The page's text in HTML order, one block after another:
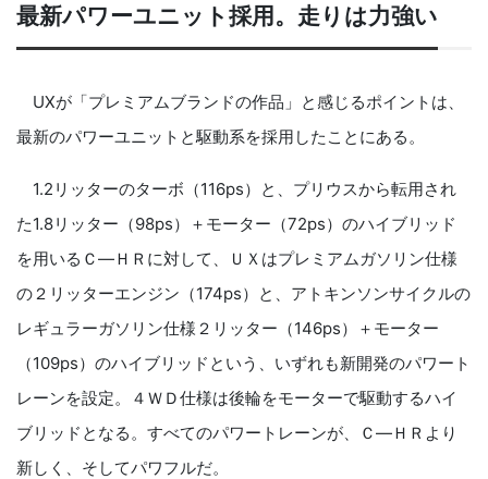
最新パワーユニット採用。走りは力強い
UXが「プレミアムブランドの作品」と感じるポイントは、
最新のパワーユニットと駆動系を採用したことにある。
1.2リッターのターボ（116ps）と、プリウスから転用され
た1.8リッター（98ps）＋モーター（72ps）のハイブリッド
を用いるＣ―ＨＲに対して、ＵＸはプレミアムガソリン仕様
の２リッターエンジン（174ps）と、アトキンソンサイクルの
レギュラーガソリン仕様２リッター（146ps）＋モーター
（109ps）のハイブリッドという、いずれも新開発のパワート
レーンを設定。４ＷＤ仕様は後輪をモーターで駆動するハイ
ブリッドとなる。すべてのパワートレーンが、Ｃ―ＨＲより
新しく、そしてパワフルだ。